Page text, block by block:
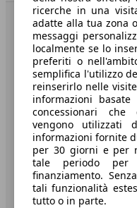
Benvenuti su
Società
A proposito di
Stampa
Media
Condizioni generali
Informazioni
ricerche in una
adatte alla tua zona
messaggi
localmente se lo
preferiti o
semplifica l'utilizzo
reinserirlo nelle
informazioni
concessionari che
vengono utilizzati
informazioni fornite
per 30 giorni e per
tale periodo per
finanziamento.
tali funzionalità
tutto o in parte.